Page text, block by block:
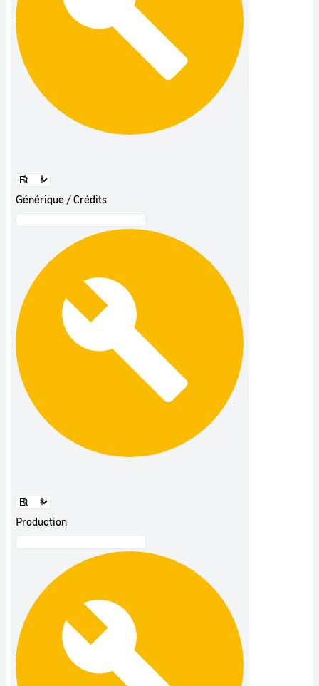
Générique / Crédits
Production